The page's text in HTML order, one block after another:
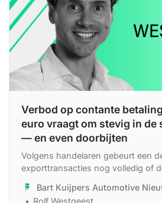
Verbod op contante
euro vraagt om stevig in de
— en even doorbijten
Volgens handelaren gebeurt een
exporttransacties nog volledig of
export van gebruikte voertuigen
300.000 stuks; enkele
Bart Kuijpers Automotive